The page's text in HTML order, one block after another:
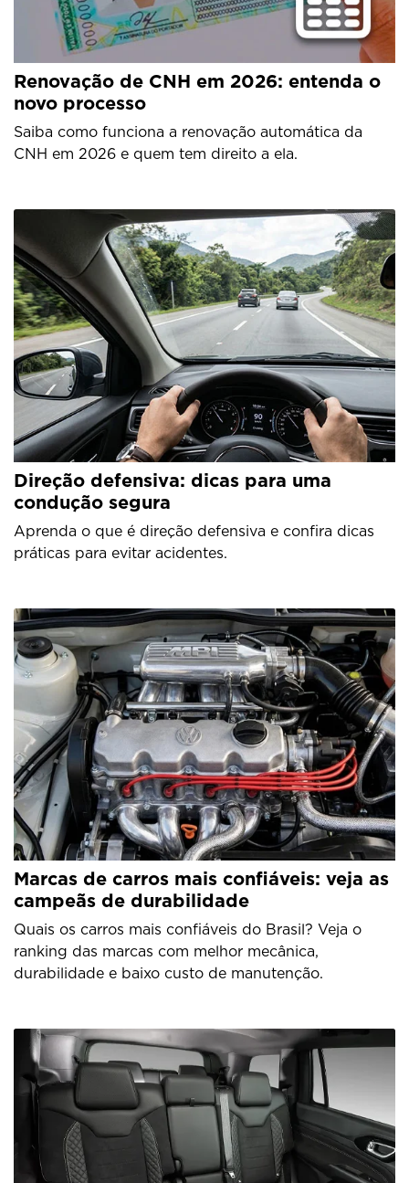
Renovação de CNH em 2026: entenda o
novo processo
Saiba como funciona a renovação automática da
CNH em 2026 e quem tem direito a ela.
Direção defensiva: dicas para uma
condução segura
Aprenda o que é direção defensiva e confira dicas
práticas para evitar acidentes.
Marcas de carros mais confiáveis: veja as
campeãs de durabilidade
Quais os carros mais confiáveis do Brasil? Veja o
ranking das marcas com melhor mecânica,
durabilidade e baixo custo de manutenção.